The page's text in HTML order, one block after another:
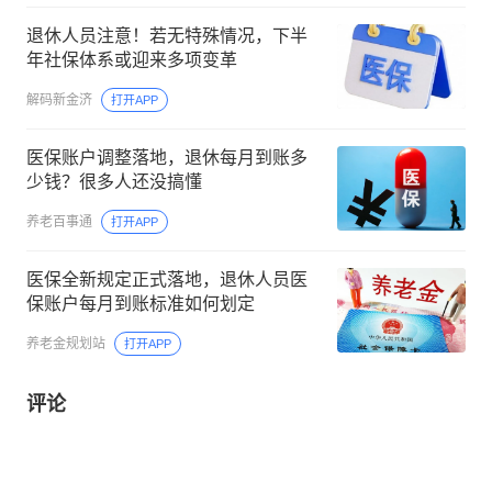
退休人员注意！若无特殊情况，下半
年社保体系或迎来多项变革
解码新金济 打开APP
医保账户调整落地，退休每月到账多
少钱？很多人还没搞懂
养老百事通 打开APP
医保全新规定正式落地，退休人员医
保账户每月到账标准如何划定
养老金规划站 打开APP
评论